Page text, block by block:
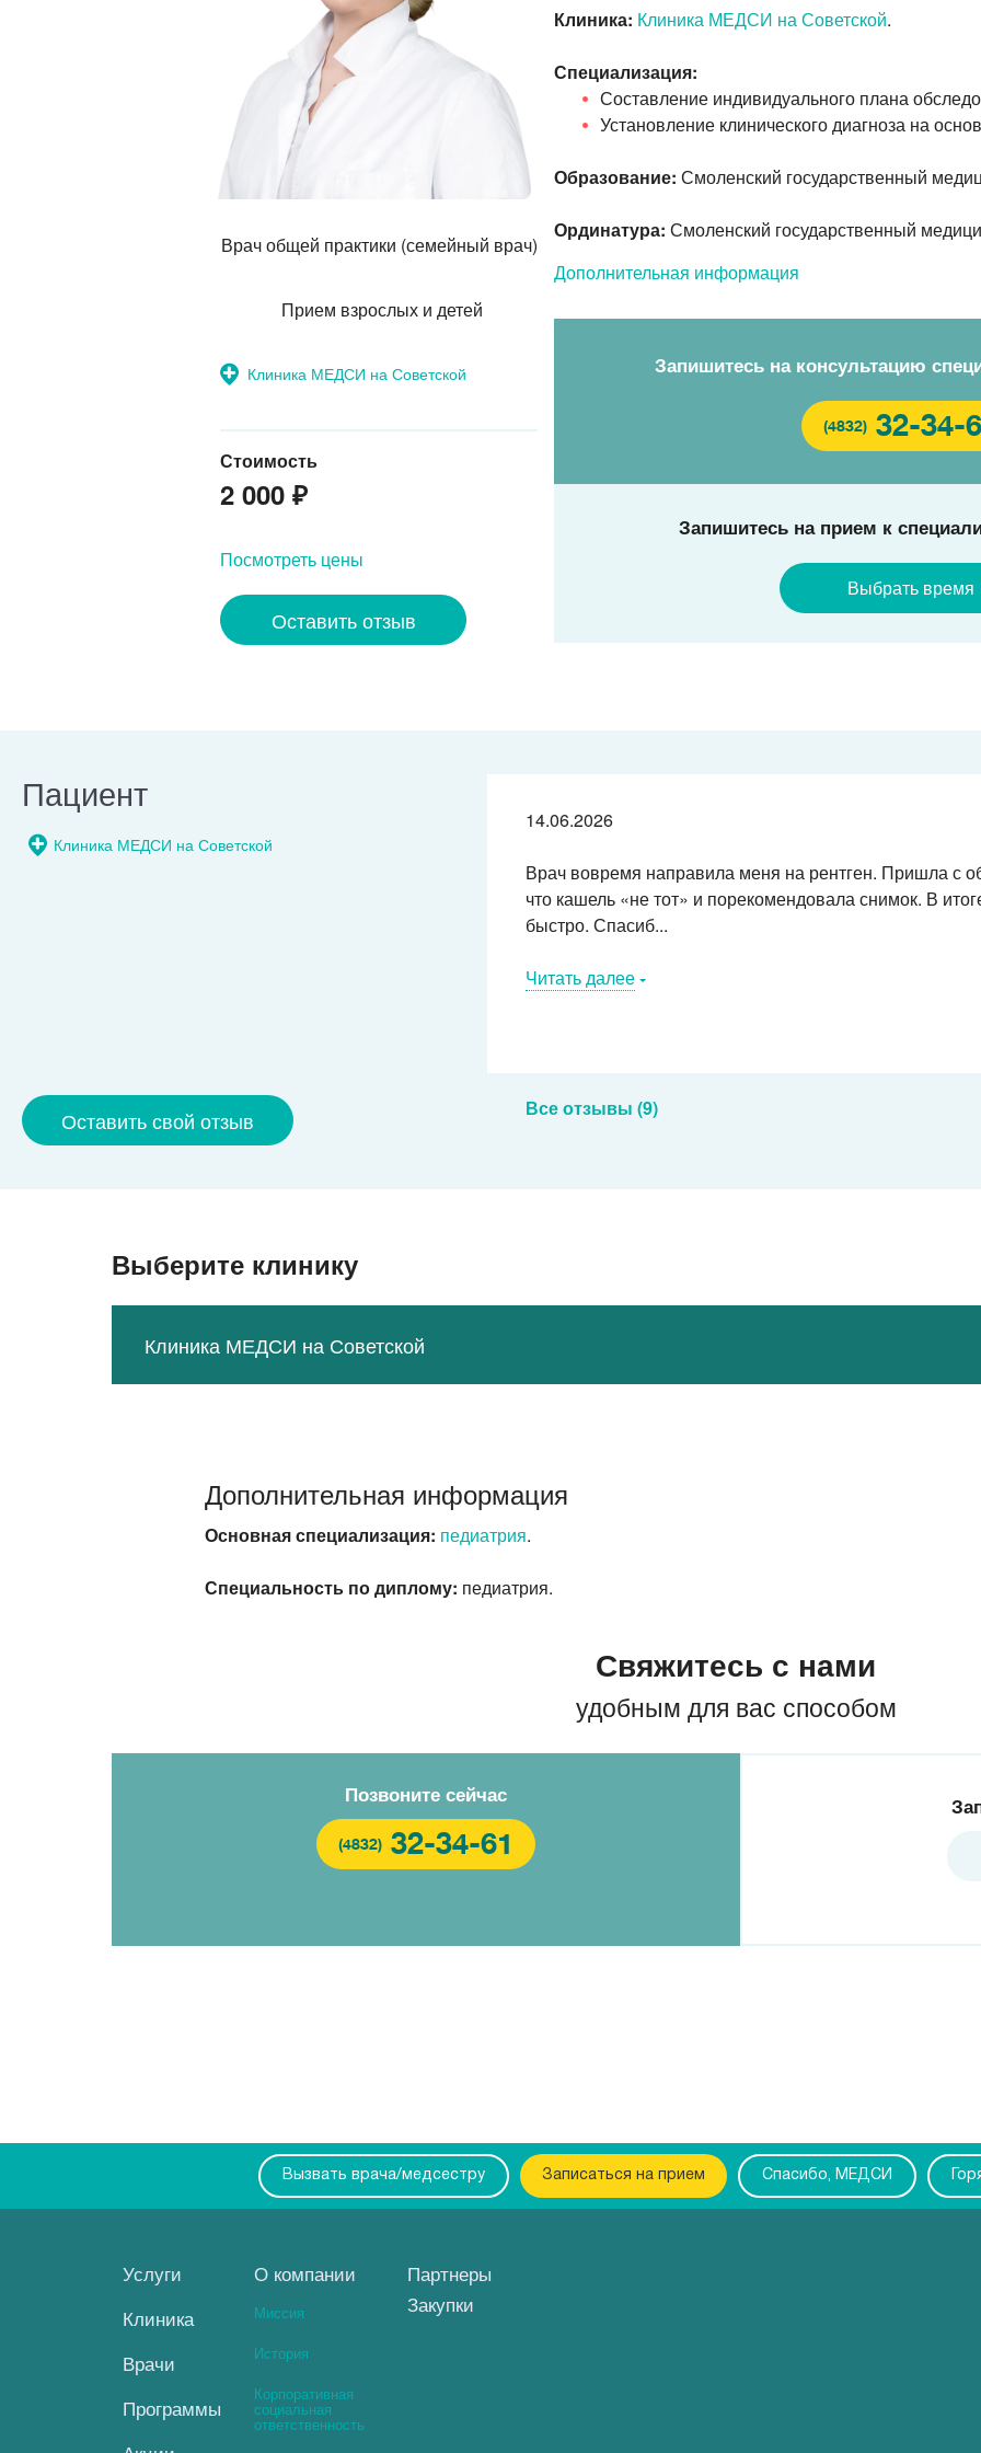
Врач общей практики (семейный врач)
Прием взрослых и детей
Клиника МЕДСИ на Советской
Стоимость
2 000 ₽
Посмотреть цены
Оставить отзыв
Клиника: Клиника МЕДСИ на Советской.
Специализация:
Составление индивидуального плана
Установление клинического диагноза на
Образование: Смоленский государственный
Ординатура: Смоленский государственный
Дополнительная информация
Запишитесь на консультацию
(4832) 32-34-
Запишитесь на прием к
Выбрать время
Пациент
Клиника МЕДСИ на Советской
14.06.2026
Врач вовремя направила меня на рентген. Пришла с
что кашель «не тот» и порекомендовала снимок. В
быстро. Спасиб...
Читать далее
Все отзывы (9)
Оставить свой отзыв
Выберите клинику
Клиника МЕДСИ на Советской
Дополнительная информация
Основная специализация: педиатрия.
Специальность по диплому: педиатрия.
Свяжитесь с нами
удобным для вас способом
Позвоните сейчас
(4832) 32-34-61
Вызвать врача/медсестру Записаться на прием Спасибо, МЕДСИ
Услуги
Клиника
Врачи
Программы
О компании
Миссия
История
Корпоративная
социальная
ответственность
Партнеры
Закупки